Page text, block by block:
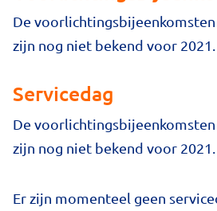
De voorlichtingsbijeenkomsten
zijn nog niet bekend voor 2021.
Servicedag
De voorlichtingsbijeenkomsten
zijn nog niet bekend voor 2021.
Er zijn momenteel geen